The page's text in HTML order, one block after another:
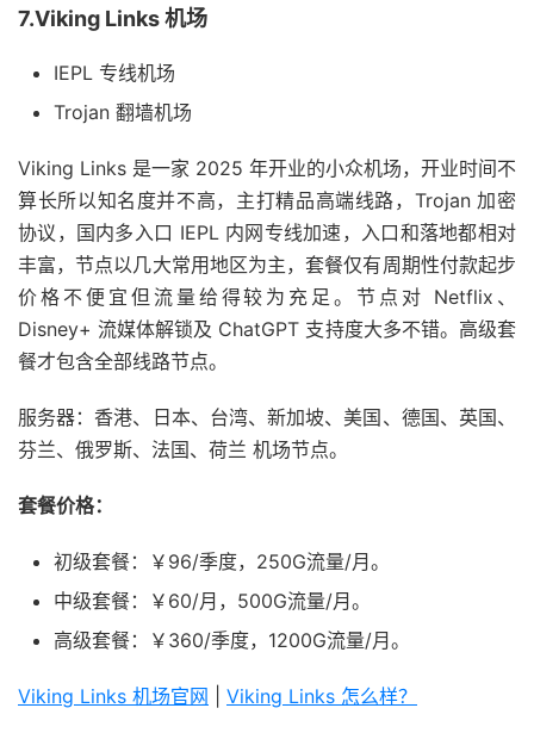
7.Viking Links 机场
IEPL 专线机场
Trojan 翻墙机场
Viking Links 是一家 2025 年开业的小众机场，开业时间不
算长所以知名度并不高，主打精品高端线路，Trojan 加密
协议，国内多入口 IEPL 内网专线加速，入口和落地都相对
丰富，节点以几大常用地区为主，套餐仅有周期性付款起步
价格不便宜但流量给得较为充足。节点对 Netflix、
Disney+ 流媒体解锁及 ChatGPT 支持度大多不错。高级套
餐才包含全部线路节点。
服务器：香港、日本、台湾、新加坡、美国、德国、英国、
芬兰、俄罗斯、法国、荷兰 机场节点。
套餐价格：
初级套餐：￥96/季度，250G流量/月。
中级套餐：￥60/月，500G流量/月。
高级套餐：￥360/季度，1200G流量/月。
Viking Links 机场官网 Viking Links 怎么样？